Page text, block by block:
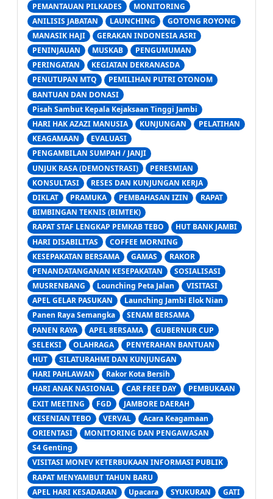
PEMANTAUAN PILKADES
MONITORING
ANILISIS JABATAN
LAUNCHING
GOTONG ROYONG
MANASIK HAJI
GERAKAN INDONESIA ASRI
PENINJAUAN
MUSKAB
PENGUMUMAN
PERINGATAN
KEGIATAN DEKRANASDA
PENUTUPAN MTQ
PEMILIHAN PUTRI OTONOM
BANTUAN DAN DONASI
Pisah Sambut Kepala Kejaksaan Tinggi Jambi
HARI HAK AZAZI MANUSIA
KUNJUNGAN
PELATIHAN
KEAGAMAAN
EVALUASI
PENGAMBILAN SUMPAH / JANJI
UNJUK RASA (DEMONSTRASI)
PERESMIAN
KONSULTASI
RESES DAN KUNJUNGAN KERJA
DIKLAT
PRAMUKA PEMBAHASAN IZIN
RAPAT
BIMBINGAN TEKNIS (BIMTEK)
RAPAT STAF LENGKAP PEMKAB TEBO
HUT BANK JAMBI
HARI DISABILITAS
COFFEE MORNING
KESEPAKATAN BERSAMA
GAMAS
RAKOR
PENANDATANGANAN KESEPAKATAN
SOSIALISASI
MUSRENBANG
Lounching Peta Jalan
VISITASI
APEL GELAR PASUKAN
Launching Jambi Elok Nian
Panen Raya Semangka
SENAM BERSAMA
PANEN RAYA
APEL 8ERSAMA
GUBERNUR CUP
SELEKSI
OLAHRAGA
PENYERAHAN BANTUAN
HUT
SILATURAHMI DAN KUNJUNGAN
HARI PAHLAWAN
Rakor Kota Bersih
HARI ANAK NASIONAL
CAR FREE DAY
PEMBUKAAN
EXIT MEETING
FGD
JAMBORE DAERAH
KESENIAN TEBO
VERVAL
Acara Keagamaan
ORIENTASI
MONITORING DAN PENGAWASAN
S4 Genting
VISITASI MONEV KETERBUKAAN INFORMASI PUBLIK
RAPAT MENYAMBUT TAHUN BARU
APEL HARI KESADARAN
Upacara SYUKURAN
GATI